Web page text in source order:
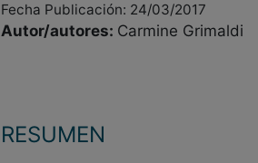
Fecha Publicación: 24/03/2017
Autor/autores: Carmine Grimaldi
RESUMEN